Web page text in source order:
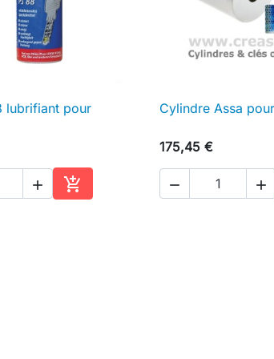
rapide
lubrifiant pour
 
Ajouter au panier
 Aperçu
Cylindre Assa
175,45 €
 